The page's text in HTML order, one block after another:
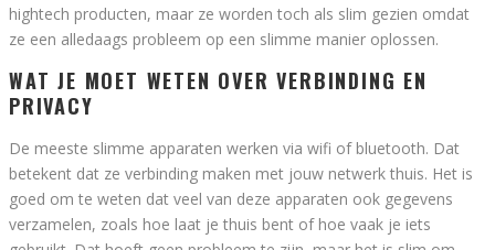
hightech producten, maar ze worden toch als slim gezien omdat
ze een alledaags probleem op een slimme manier oplossen.
WAT JE MOET WETEN OVER VERBINDING EN
PRIVACY
De meeste slimme apparaten werken via wifi of bluetooth. Dat
betekent dat ze verbinding maken met jouw netwerk thuis. Het is
goed om te weten dat veel van deze apparaten ook gegevens
verzamelen, zoals hoe laat je thuis bent of hoe vaak je iets